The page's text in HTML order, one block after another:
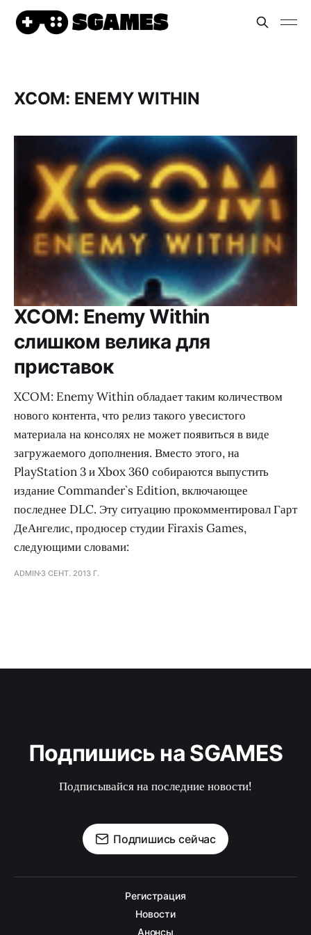
XCOM: ENEMY WITHIN
XCOM: Enemy Within
слишком велика для
приставок
XCOM: Enemy Within обладает таким количеством
нового контента, что релиз такого увесистого
материала на консолях не может появиться в виде
загружаемого дополнения. Вместо этого, на
PlayStation 3 и Xbox 360 собираются выпустить
издание Commander`s Edition, включающее
последнее DLC. Эту ситуацию прокомментировал Гарт
ДеАнгелис, продюсер студии Firaxis Games,
следующими словами:
ADMIN 3 СЕНТ. 2013 Г.
Подпишись на SGAMES
Подписывайся на последние новости!
Подпишись сейчас
Регистрация
Новости
Анонсы